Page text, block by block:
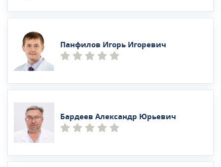
Панфилов Игорь Игоревич
Бардеев Александр Юрьевич